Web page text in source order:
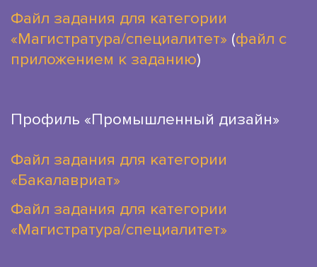
Файл задания для категории
«Магистратура/специалитет» (файл с
приложением к заданию)
Профиль «Промышленный дизайн»
Файл задания для категории
«Бакалавриат»
Файл задания для категории
«Магистратура/специалитет»